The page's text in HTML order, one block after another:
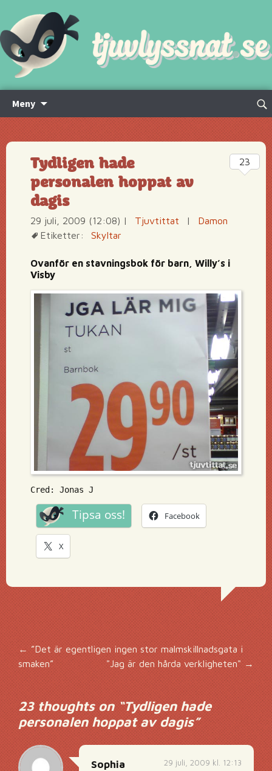
Meny
innehåll
Sök
Tydligen hade
personalen hoppat av
dagis
29 juli, 2009 (12:08) | Tjuvtittat |
Damon
Etiketter:
Skyltar
Ovanför en stavningsbok för barn, Willy’s i
Visby
Cred: Jonas J
Tipsa oss! Facebook
X
23
Inläggsnavigering
← ”Det är egentligen ingen stor malmskillnadsgata i
smaken”
"Jag är den hårda verkligheten" →
23 thoughts on “Tydligen hade
personalen hoppat av dagis”
29 juli, 2009 kl. 12:13
Sophia